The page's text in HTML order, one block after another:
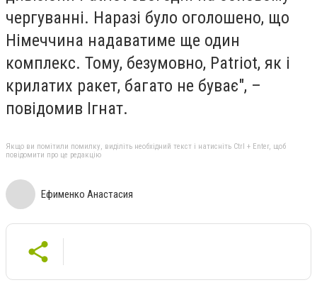
чергуванні. Наразі було оголошено, що
Німеччина надаватиме ще один
комплекс. Тому, безумовно, Patriot, як і
крилатих ракет, багато не буває", –
повідомив Ігнат.
Якщо ви помітили помилку, виділіть необхідний текст і натисніть Ctrl + Enter, щоб
повідомити про це редакцію
Ефименко Анастасия